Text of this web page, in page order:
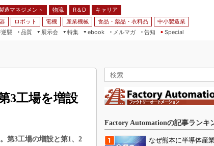
造マネジメント 物流 R＆D
キャリア
ロボット 電機 産業機械 食品・薬品・衣料品
中小製造業
逆襲 品質
展示会
特集
術
ebook
メルマガ
告知 Special
3工場を増設
第3工場の増設と第1、2
Factory Automationの記事ランキ
なぜ熊本に半導体産